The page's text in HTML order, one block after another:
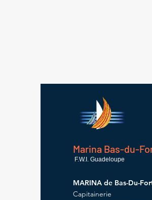
Marina Bas-du-
F.W.I. Guadeloupe
MARINA de Bas-Du-
Capitainerie